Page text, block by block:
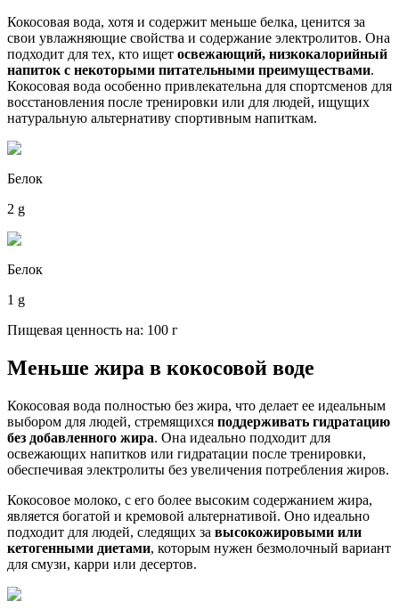
Кокосовая вода, хотя и содержит меньше белка, ценится за
свои увлажняющие свойства и содержание электролитов. Она
подходит для тех, кто ищет освежающий, низкокалорийный
напиток с некоторыми питательными преимуществами.
Кокосовая вода особенно привлекательна для спортсменов для
восстановления после тренировки или для людей, ищущих
натуральную альтернативу спортивным напиткам.
Белок
2 g
Белок
1 g
Пищевая ценность на: 100 г
Меньше жира в кокосовой воде
Кокосовая вода полностью без жира, что делает ее идеальным
выбором для людей, стремящихся поддерживать гидратацию
без добавленного жира. Она идеально подходит для
освежающих напитков или гидратации после тренировки,
обеспечивая электролиты без увеличения потребления жиров.
Кокосовое молоко, с его более высоким содержанием жира,
является богатой и кремовой альтернативой. Оно идеально
подходит для людей, следящих за высокожировыми или
кетогенными диетами, которым нужен безмолочный вариант
для смузи, карри или десертов.